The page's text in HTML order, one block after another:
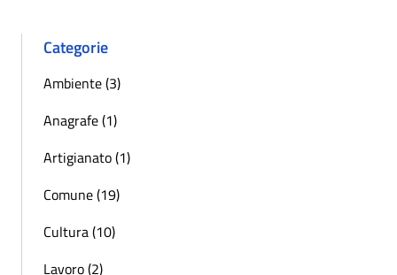
Categorie
Ambiente (3)
Anagrafe (1)
Artigianato (1)
Comune (19)
Cultura (10)
Lavoro (2)